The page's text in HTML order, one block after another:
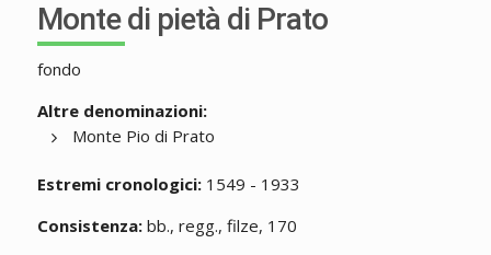
Monte di pietà di Prato
fondo
Altre denominazioni:
Monte Pio di Prato
Estremi cronologici:1549 - 1933
Consistenza:bb., regg., filze, 170